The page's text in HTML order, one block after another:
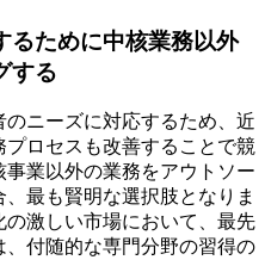
るために中核業務以外
する
ニーズに対応するため、近
ロセスも改善することで競
業以外の業務をアウトソー
最も賢明な選択肢となりま
激しい市場において、最先
付随的な専門分野の習得の